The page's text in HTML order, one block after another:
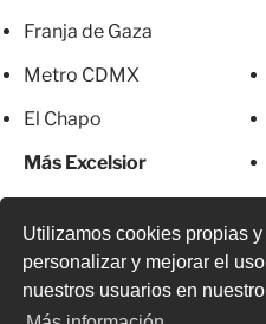
Utilizamos cookies propias
personalizar y mejorar el
nuestros usuarios en
Franja de Gaza
Metro CDMX
El Chapo
Más Excelsior
© 2026 Todos los derechos
o parcial, incluyendo